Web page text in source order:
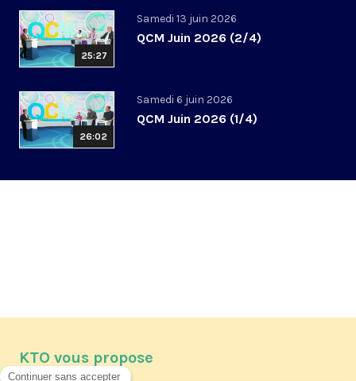
25:27
Samedi 13 juin 2026
QCM Juin 2026 (2/4)
26:02
Samedi 6 juin 2026
QCM Juin 2026 (1/4)
KTO vous propose